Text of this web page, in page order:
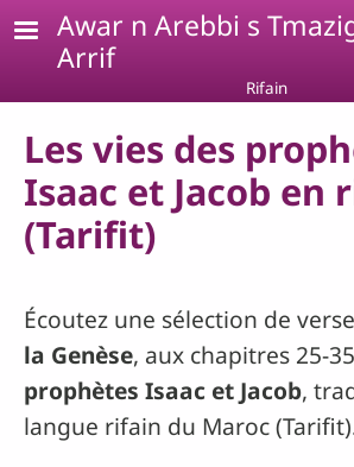
Aller au contenu principal
Awar n Arebbi s
Arrif
Rifain
Les vies des
Isaac et Jacob en
(Tarifit)
Écoutez une sélection de
la Genèse, aux chapitres 25-
prophètes Isaac et Jacob,
langue rifain du Maroc